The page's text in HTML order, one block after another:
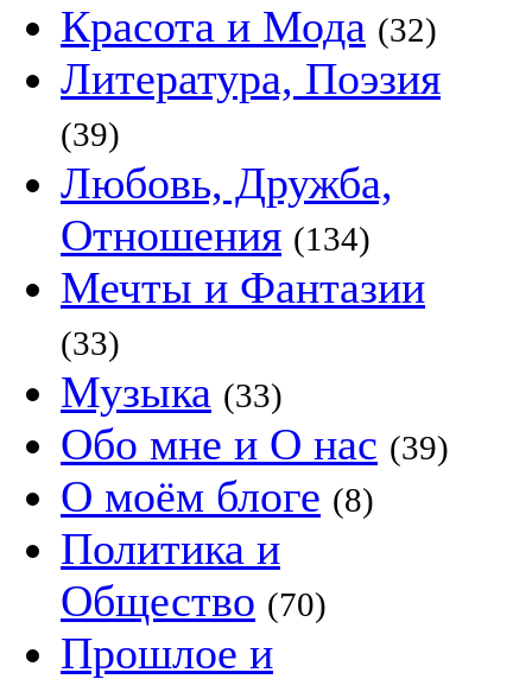
Красота и Мода (32)
Литература, Поэзия
(39)
Любовь, Дружба,
Отношения (134)
Мечты и Фантазии
(33)
Музыка (33)
Обо мне и О нас (39)
О моём блоге (8)
Политика и
Общество (70)
Прошлое и